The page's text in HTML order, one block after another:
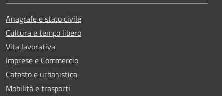
Anagrafe e stato civile
Cultura e tempo libero
Vita lavorativa
Imprese e Commercio
Catasto e urbanistica
Mobilità e trasporti